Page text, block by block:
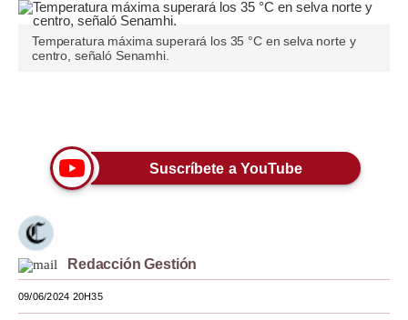
Plus G
Blogs
Tendencias
Lujo
Temperatura máxima superará los 35 °C en selva norte y
centro, señaló Senamhi.
Suscríbete a YouTube
Redacción Gestión
09/06/2024 20H35